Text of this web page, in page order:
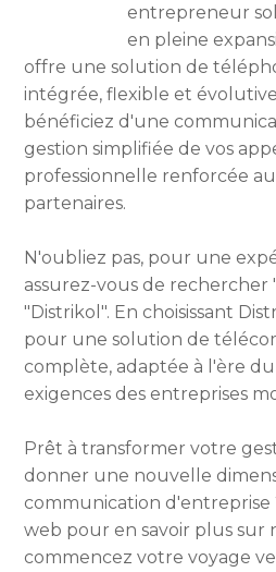
entrepreneur
en pleine
offre une solution de
intégrée, flexible et
bénéficiez d'une
gestion simplifiée de vos
professionnelle renforcée
partenaires.
N'oubliez pas, pour une
assurez-vous de rechercher
"Distrikol". En choisissant
pour une solution de
complète, adaptée à l'ère
exigences des entreprises
Prêt à transformer votre
donner une nouvelle
communication d'entreprise
web pour en savoir plus sur
commencez votre voyage